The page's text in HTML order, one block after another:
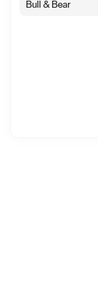
Bull & Bear